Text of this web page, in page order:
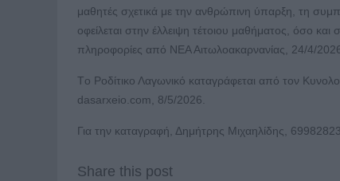
μαθητές σχετικά με την ανθρώπινη ύπαρξη, τη
οφείλεται στην έλλειψη τέτοιου μαθήματος, όσο
πληροφορίες από ΝΕΑ Αιτωλοακαρνανίας, 24/4/
Τo Ροδίτικο Λαγωνικό καταγράφεται από τον
dasarxeio.com, 8/5/2026.
Για την καταγραφή, Δημήτρης Μιχαηλίδης,
Share this post